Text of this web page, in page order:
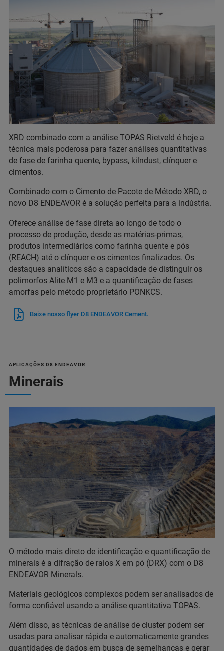
XRD combinado com a análise TOPAS Rietveld é hoje a
técnica mais poderosa para fazer análises quantitativas
de fase de farinha quente, bypass, kilndust, clínquer e
cimentos.
Combinado com o Cimento de Pacote de Método XRD, o
novo D8 ENDEAVOR é a solução perfeita para a indústria.
Oferece análise de fase direta ao longo de todo o
processo de produção, desde as matérias-primas,
produtos intermediários como farinha quente e pós
(REACH) até o clínquer e os cimentos finalizados. Os
destaques analíticos são a capacidade de distinguir os
polimorfos Alite M1 e M3 e a quantificação de fases
amorfas pelo método proprietário PONKCS.
Baixe nosso flyer D8 ENDEAVOR Cement.
APLICAÇÕES D8 ENDEAVOR
Minerais
O método mais direto de identificação e quantificação de
minerais é a difração de raios X em pó (DRX) com o D8
ENDEAVOR Minerals.
Materiais geológicos complexos podem ser analisados de
forma confiável usando a análise quantitativa TOPAS.
Além disso, as técnicas de análise de cluster podem ser
usadas para analisar rápida e automaticamente grandes
quantidades de dados em busca de semelhanças e gerar